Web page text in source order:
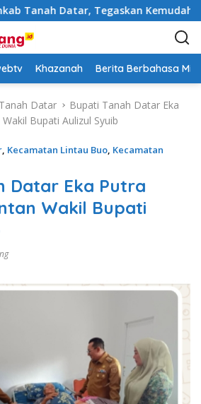
Tanah Datar, Tegaskan Kemudahan
Khazanah Berita Berbahasa
Datar
Bupati Tanah Datar Eka
Bupati Aulizul Syuib
, Kecamatan Lintau Buo, Kecamatan
Datar Eka Putra
Wakil Bupati